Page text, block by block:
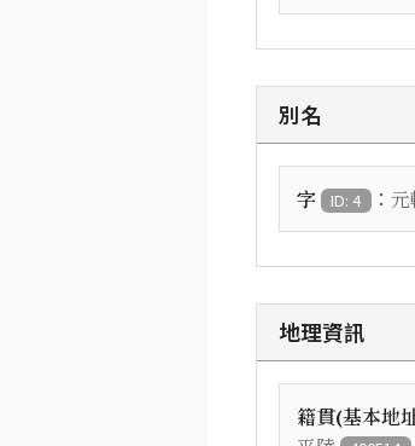
別名
字 ID: 4 ： 元
地理資訊
籍貫(基本地